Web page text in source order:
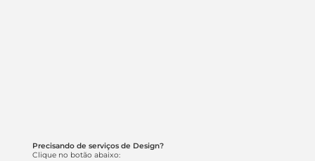
Precisando de serviços de Design?
Clique no botão abaixo: